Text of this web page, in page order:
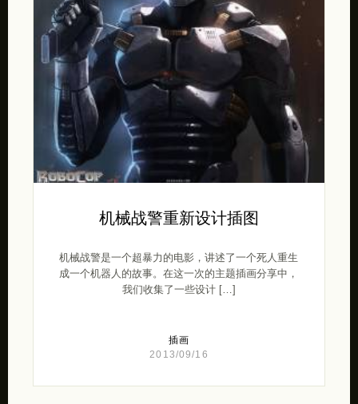
机械战警重新设计插图
机械战警是一个超暴力的电影，讲述了一个死人重生
成一个机器人的故事。在这一次的主题插画分享中，
我们收集了一些设计 […]
插画
2013/09/16